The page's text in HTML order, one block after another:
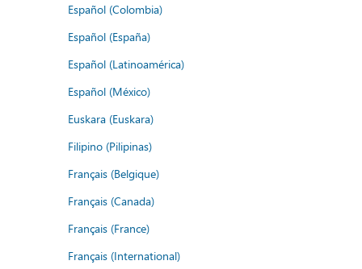
Español (Colombia)
Español (España)
Español (Latinoamérica)
Español (México)
Euskara (Euskara)
Filipino (Pilipinas)
Français (Belgique)
Français (Canada)
Français (France)
Français (International)